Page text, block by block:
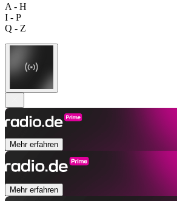
A - H
I - P
Q - Z
Mehr erfahren
Mehr erfahren